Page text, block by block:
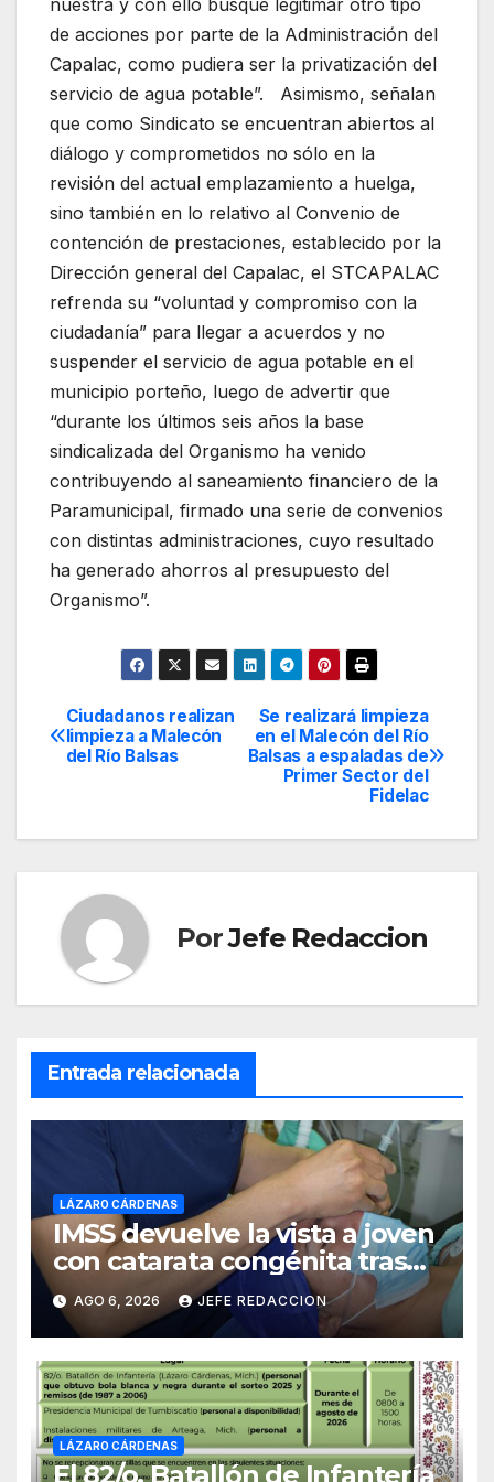
nuestra y con ello busque legitimar otro tipo
de acciones por parte de la Administración del
Capalac, como pudiera ser la privatización del
servicio de agua potable”. Asimismo, señalan
que como Sindicato se encuentran abiertos al
diálogo y comprometidos no sólo en la
revisión del actual emplazamiento a huelga,
sino también en lo relativo al Convenio de
contención de prestaciones, establecido por la
Dirección general del Capalac, el STCAPALAC
refrenda su “voluntad y compromiso con la
ciudadanía” para llegar a acuerdos y no
suspender el servicio de agua potable en el
municipio porteño, luego de advertir que
“durante los últimos seis años la base
sindicalizada del Organismo ha venido
contribuyendo al saneamiento financiero de la
Paramunicipal, firmado una serie de convenios
con distintas administraciones, cuyo resultado
ha generado ahorros al presupuesto del
Organismo”.
Navegación
de
Se realizará limpieza
en el Malecón del Río
Balsas a espaladas de
Primer Sector del
Fidelac
Ciudadanos realizan
limpieza a Malecón
del Río Balsas
PorJefe Redaccion
Entrada relacionada
LÁZARO CÁRDENAS
IMSS devuelve la vista a joven
con catarata congénita tras
23 años de limitación visual
AGO 6, 2026 JEFE REDACCION
LÁZARO CÁRDENAS
El 82/o. Batallón de Infantería